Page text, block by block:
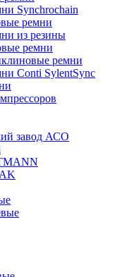
Synchrochain
ремни
из резины
ремни
ремни
Conti SylentSync
завод АСО